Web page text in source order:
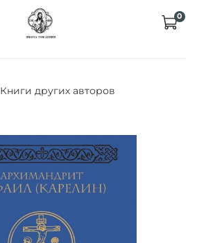
0
Книги других авторов